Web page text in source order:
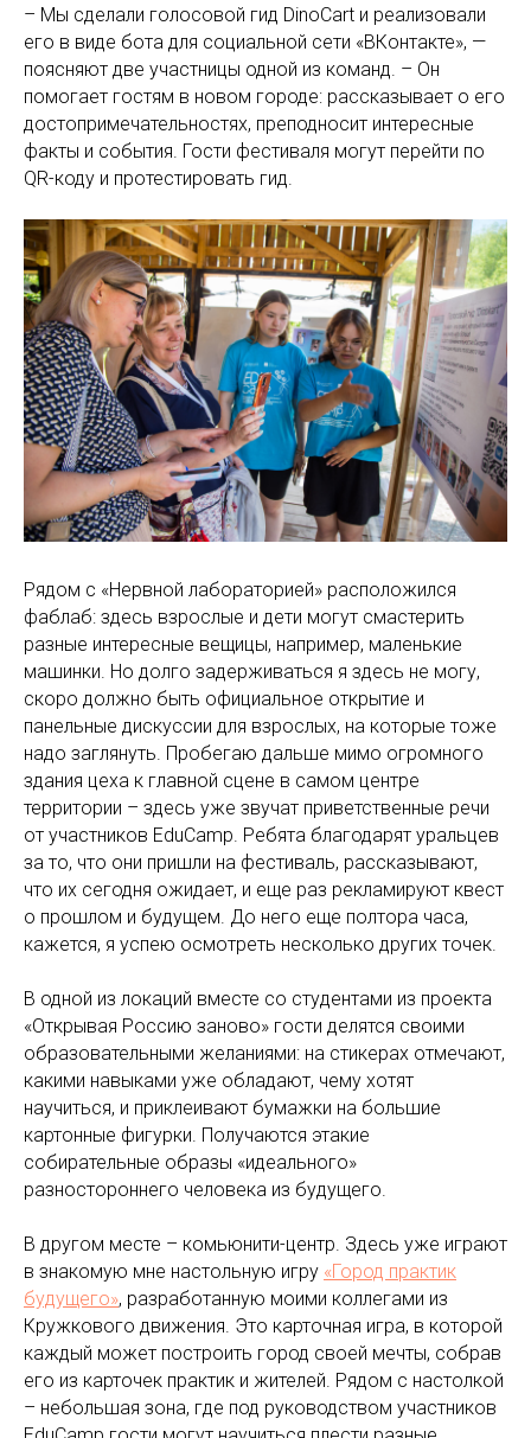
– Мы сделали голосовой гид DinoCart и реализовали
его в виде бота для социальной сети «ВКонтакте», —
поясняют две участницы одной из команд. – Он
помогает гостям в новом городе: рассказывает о его
достопримечательностях, преподносит интересные
факты и события. Гости фестиваля могут перейти по
QR-коду и протестировать гид.
Рядом с «Нервной лабораторией» расположился
фаблаб: здесь взрослые и дети могут смастерить
разные интересные вещицы, например, маленькие
машинки. Но долго задерживаться я здесь не могу,
скоро должно быть официальное открытие и
панельные дискуссии для взрослых, на которые тоже
надо заглянуть. Пробегаю дальше мимо огромного
здания цеха к главной сцене в самом центре
территории – здесь уже звучат приветственные речи
от участников EduCamp. Ребята благодарят уральцев
за то, что они пришли на фестиваль, рассказывают,
что их сегодня ожидает, и еще раз рекламируют квест
о прошлом и будущем. До него еще полтора часа,
кажется, я успею осмотреть несколько других точек.
В одной из локаций вместе со студентами из проекта
«Открывая Россию заново» гости делятся своими
образовательными желаниями: на стикерах отмечают,
какими навыками уже обладают, чему хотят
научиться, и приклеивают бумажки на большие
картонные фигурки. Получаются этакие
собирательные образы «идеального»
разностороннего человека из будущего.
В другом месте – комьюнити-центр. Здесь уже играют
в знакомую мне настольную игру «Город практик
будущего», разработанную моими коллегами из
Кружкового движения. Это карточная игра, в которой
каждый может построить город своей мечты, собрав
его из карточек практик и жителей. Рядом с настолкой
– небольшая зона, где под руководством участников